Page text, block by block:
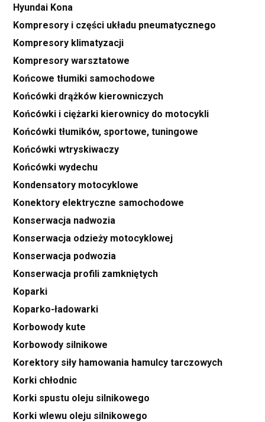
Hyundai Kona
Kompresory i części układu pneumatycznego
Kompresory klimatyzacji
Kompresory warsztatowe
Końcowe tłumiki samochodowe
Końcówki drążków kierowniczych
Końcówki i ciężarki kierownicy do motocykli
Końcówki tłumików, sportowe, tuningowe
Końcówki wtryskiwaczy
Końcówki wydechu
Kondensatory motocyklowe
Konektory elektryczne samochodowe
Konserwacja nadwozia
Konserwacja odzieży motocyklowej
Konserwacja podwozia
Konserwacja profili zamkniętych
Koparki
Koparko-ładowarki
Korbowody kute
Korbowody silnikowe
Korektory siły hamowania hamulcy tarczowych
Korki chłodnic
Korki spustu oleju silnikowego
Korki wlewu oleju silnikowego